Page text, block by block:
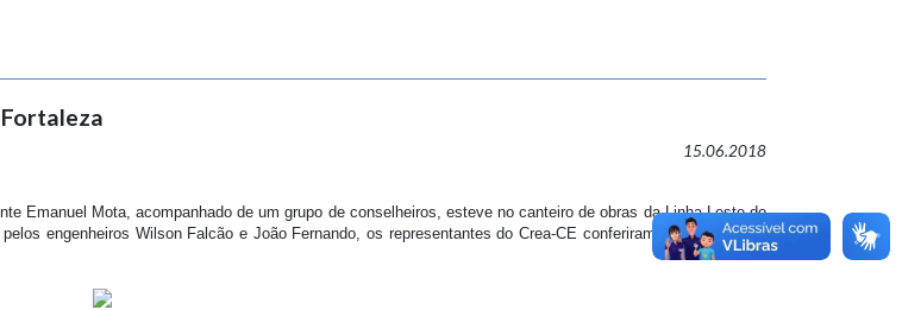
15.06.2018
Emanuel Mota, acompanhado de um grupo de conselheiros, esteve no canteiro de obras da Linha Leste do
engenheiros Wilson Falcão e João Fernando, os representantes do Crea-CE conferiram as instalações,